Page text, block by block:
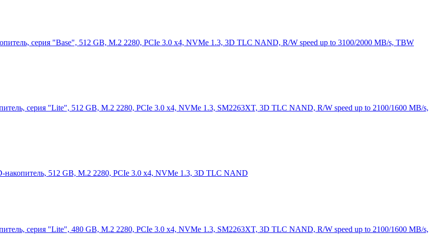
серия "Base", 512 GB, M.2 2280, PCIe 3.0 x4, NVMe 1.3, 3D TLC NAND, R/W speed up to 3100/2000 MB/s, TBW
серия "Lite", 512 GB, M.2 2280, PCIe 3.0 x4, NVMe 1.3, SM2263XT, 3D TLC NAND, R/W speed up to 2100/1600 MB/s,
512 GB, M.2 2280, PCIe 3.0 x4, NVMe 1.3, 3D TLC NAND
серия "Lite", 480 GB, M.2 2280, PCIe 3.0 x4, NVMe 1.3, SM2263XT, 3D TLC NAND, R/W speed up to 2100/1600 MB/s,